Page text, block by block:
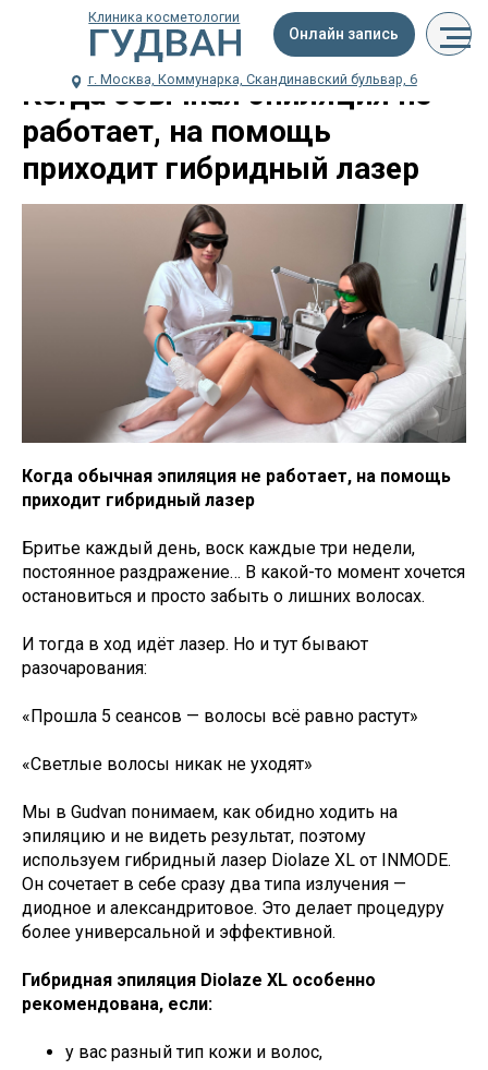
Онлайн запись
г. Москва, Коммунарка, Скандинавский бульвар, 6
Клиника косметологии
Когда обычная эпиляция не
работает, на помощь
приходит гибридный лазер
Когда обычная эпиляция не работает, на помощь
приходит гибридный лазер
Бритье каждый день, воск каждые три недели,
постоянное раздражение… В какой-то момент хочется
остановиться и просто забыть о лишних волосах.
И тогда в ход идёт лазер. Но и тут бывают
разочарования:
«Прошла 5 сеансов — волосы всё равно растут»
«Светлые волосы никак не уходят»
Мы в Gudvan понимаем, как обидно ходить на
эпиляцию и не видеть результат, поэтому
используем гибридный лазер Diolaze XL от INMODE.
Он сочетает в себе сразу два типа излучения —
диодное и александритовое. Это делает процедуру
более универсальной и эффективной.
Гибридная эпиляция Diolaze XL особенно
рекомендована, если:
у вас разный тип кожи и волос,